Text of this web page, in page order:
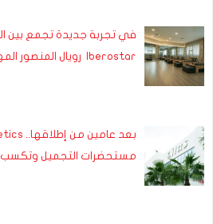
في تجربة جديدة تجمع بين
Iberostar رويال المنصور المهدية يطلق Pila…
مستحضرات التجميل وتكسب